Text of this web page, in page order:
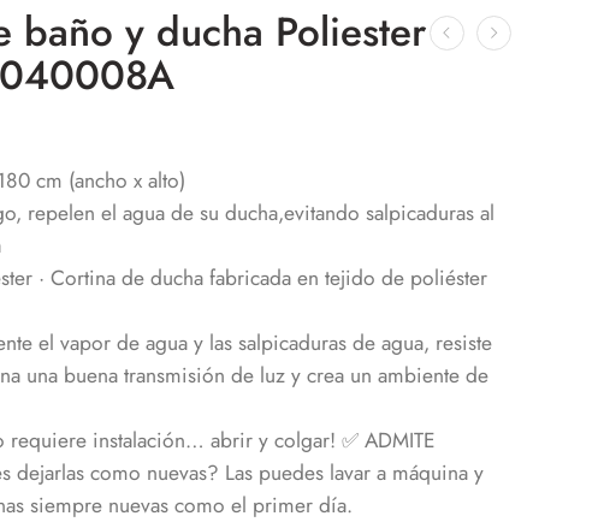
baño y ducha Poliester
cm (ancho x alto)
repelen el agua de su ducha,evitando salpicaduras al
· Cortina de ducha fabricada en tejido de poliéster
el vapor de agua y las salpicaduras de agua, resiste
una buena transmisión de luz y crea un ambiente de
requiere instalación… abrir y colgar! ✅ ADMITE
dejarlas como nuevas? Las puedes lavar a máquina y
siempre nuevas como el primer día.